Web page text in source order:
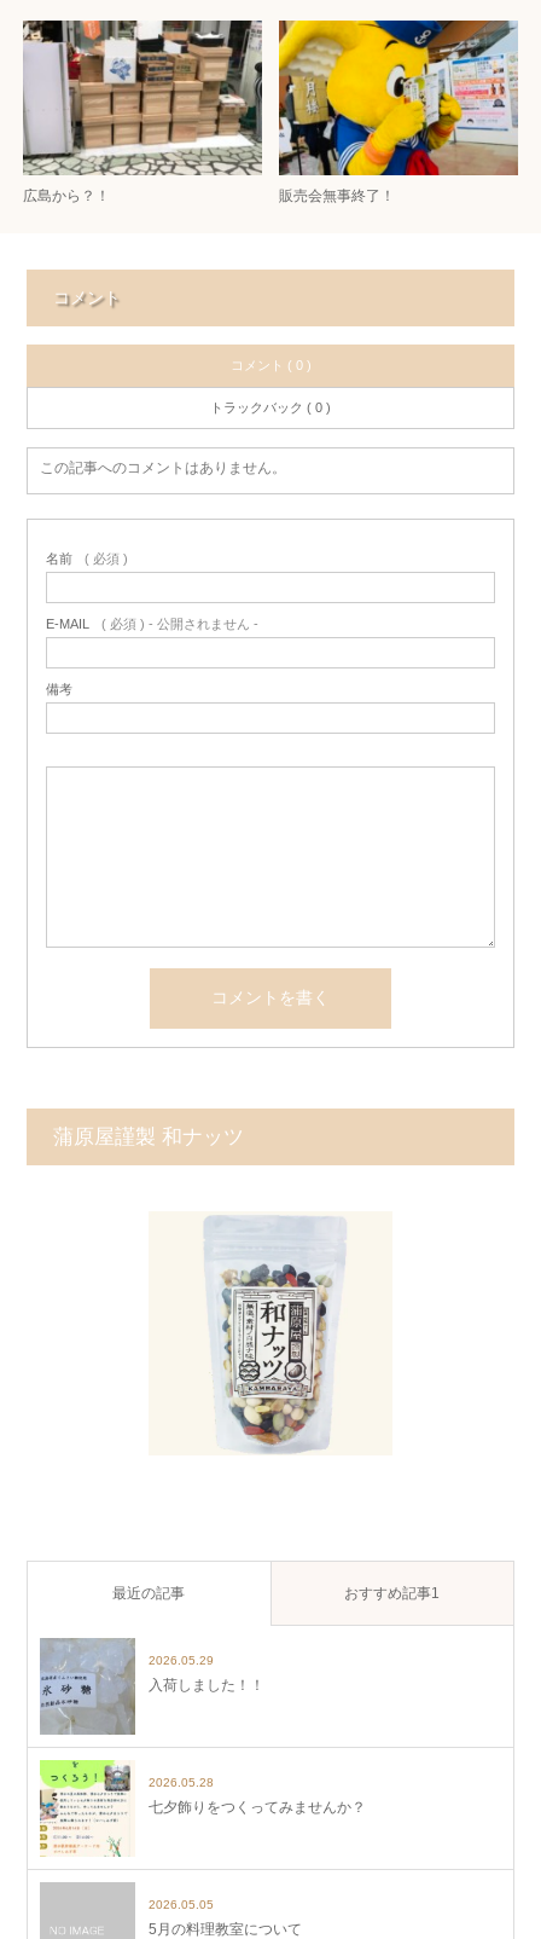
広島から？！ 販売会無事終了！
コメント
コメント ( 0 )
トラックバック ( 0 )
この記事へのコメントはありません。
名前 ( 必須 )
E-MAIL ( 必須 ) - 公開されません -
備考
蒲原屋謹製 和ナッツ
最近の記事 おすすめ記事1
2026.05.29
入荷しました！！
2026.05.28
七夕飾りをつくってみませんか？
2026.05.05
5月の料理教室について